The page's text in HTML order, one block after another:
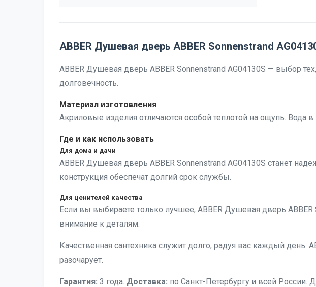
ABBER Душевая дверь ABBER Sonnenstrand
ABBER Душевая дверь ABBER Sonnenstrand AG04130S — выбор
долговечность.
Материал изготовления
Акриловые изделия отличаются особой теплотой на ощупь. Вода
Где и как использовать
Для дома и дачи
ABBER Душевая дверь ABBER Sonnenstrand AG04130S станет
конструкция обеспечат долгий срок службы.
Для ценителей качества
Если вы выбираете только лучшее, ABBER Душевая дверь
внимание к деталям.
Качественная сантехника служит долго, радуя вас каждый
разочарует.
Гарантия: 3 года. Доставка: по Санкт-Петербургу и всей России.